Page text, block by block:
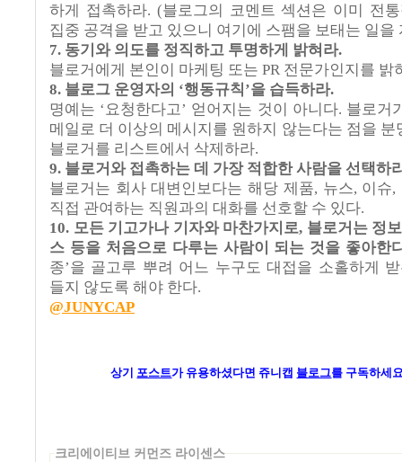
하게 접촉하라. (블로그의 코멘트 섹션은 이미 전
집중 공격을 받고 있으니 여기에 스팸을 보태는 일을
7. 동기와 의도를 정직하고 투명하게 밝혀라.
블로거에게 본인이 마케팅 또는 PR 전문가인지를 밝
8. 블로그 운영자의 ‘행동규칙 ’을 습득하라.
명예는 ‘ 요청한다고’ 얻어지는 것이 아니다. 블로거
메일로 더 이상의 메시지를 원하지 않는다는 점을 분
블로거를 리스트에서 삭제하라.
9. 블로거와 접촉하는 데 가장 적합한 사람을 선택하
블로거는 회사 대변인보다는 해당 제품, 뉴스, 이슈,
직접 관여하는 직원과의 대화를 선호할 수 있다.
10. 모든 기고가나 기자와 마찬가지로, 블로거는 정보
스 등을 처음으로 다루는 사람이 되는 것을 좋아한
종’을 골고루 뿌려 어느 누구도 대접을 소홀하게
들지 않도록 해야 한다.
@JUNYCAP
상기 포스트가유용하셨다면 쥬니캡 블로그를 구독하세
크리에이티브 커먼즈 라이센스